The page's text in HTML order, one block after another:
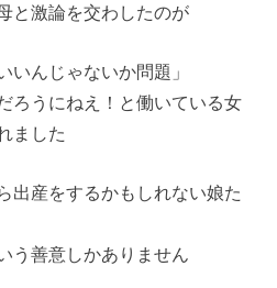
と激論を交わしたのが
いんじゃないか問題」
ろうにねえ！と働いている女
ました
出産をするかもしれない娘た
う善意しかありません